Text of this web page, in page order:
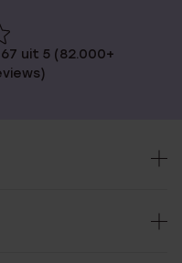
uit 5 (82.000+